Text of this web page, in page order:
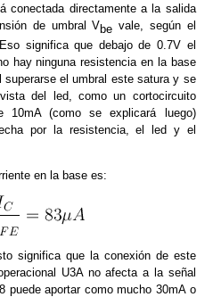
conectada directamente a la salida
de umbral Vbe vale, según el
significa que debajo de 0.7V el
hay ninguna resistencia en la base
el umbral este satura y se
del led, como un cortocircuito
10mA (como se explicará luego)
por la resistencia, el led y el
en la base es:
significa que la conexión de este
U3A no afecta a la señal
puede aportar como mucho 30mA o